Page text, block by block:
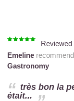
Reviewed
Emeline
Gastronomy
très bon la
était...